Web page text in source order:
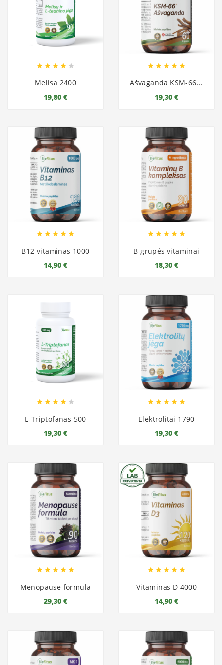
    
Melisa 2400
19,80 €
    
Ašvaganda KSM-66...
19,30 €
    
B12 vitaminas 1000
14,90 €
    
B grupės vitaminai
18,30 €
    
L-Triptofanas 500
19,30 €
    
Elektrolitai 1790
19,30 €
    
Menopause formula
29,30 €
    
Vitaminas D 4000
14,90 €